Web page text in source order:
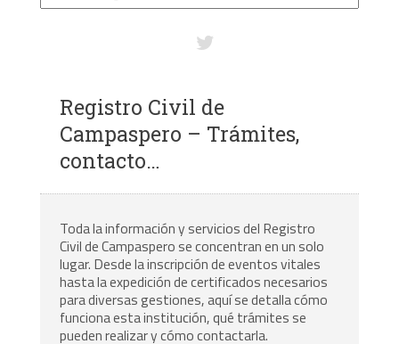
Registro Civil de
Campaspero – Trámites,
contacto…
Toda la información y servicios del Registro
Civil de Campaspero se concentran en un solo
lugar. Desde la inscripción de eventos vitales
hasta la expedición de certificados necesarios
para diversas gestiones, aquí se detalla cómo
funciona esta institución, qué trámites se
pueden realizar y cómo contactarla.